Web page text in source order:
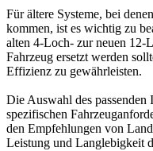
Für ältere Systeme, bei
kommen, ist es wichtig zu
alten 4-Loch- zur neuen
Fahrzeug ersetzt werden
Effizienz zu gewährleisten.
Die Auswahl des passenden
spezifischen
den Empfehlungen von
Leistung und Langlebigkeit